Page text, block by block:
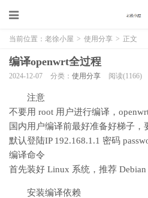
当前位置： 老徐小屋 > 使用分享 > 正文
编译openwrt全过程
2024-12-07 分类： 使用分享 阅读(1166)
注意
不要用 root 用户进行编译，
国内用户编译前最好准备好梯子，
默认登陆IP 192.168.1.1 密码
编译命令
首先装好 Linux 系统，推荐
安装编译依赖